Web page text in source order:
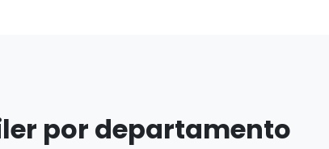
por departamento